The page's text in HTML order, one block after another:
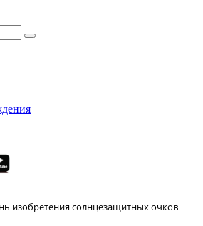
изобретения солнцезащитных очков